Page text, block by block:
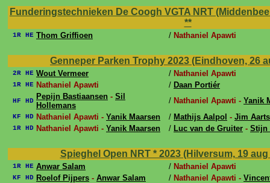
Funderingstechnieken De Coogh VGTA NRT
**
1R HE Thom Griffioen / Nathaniel Apawti
Genneper Parken Trophy 2023 (Eindhoven, 26
2R HE Wout Vermeer / Nathaniel Apawti
1R HE Nathaniel Apawti / Daan Portiér
HF HD Pepijn Bastiaansen - Sil
Hollemans
/ Nathaniel Apawti - Yanik
KF HD Nathaniel Apawti - Yanik Maarsen / Mathijs Aalpol - Jim Aarts
1R HD Nathaniel Apawti - Yanik Maarsen / Luc van de Gruiter - Stijn
Spieghel Open NRT * 2023 (Hilversum, 19
1R HE Anwar Salam / Nathaniel Apawti
KF HD Roelof Pijpers - Anwar Salam / Nathaniel Apawti -